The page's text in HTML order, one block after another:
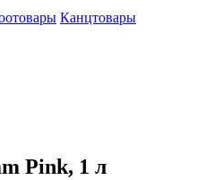
Канцтовары
Pink, 1 л